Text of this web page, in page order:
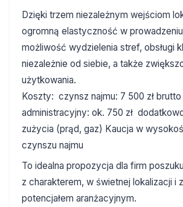
Dzięki trzem niezależnym wejściom
ogromną elastyczność w prowadzeniu
możliwość wydzielenia stref, obsługi
niezależnie od siebie, a także
użytkowania.
Koszty: czynsz najmu: 7 500 zł brutto
administracyjny: ok. 750 zł
zużycia (prąd, gaz) Kaucja w
czynszu najmu
To idealna propozycja dla firm
z charakterem, w świetnej lokalizacji i
potencjałem aranżacyjnym.